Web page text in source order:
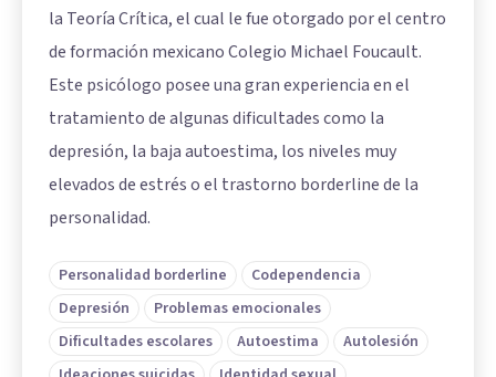
la Teoría Crítica, el cual le fue otorgado por el centro
de formación mexicano Colegio Michael Foucault.
Este psicólogo posee una gran experiencia en el
tratamiento de algunas dificultades como la
depresión, la baja autoestima, los niveles muy
elevados de estrés o el trastorno borderline de la
personalidad.
Personalidad borderline
Codependencia
Depresión
Problemas emocionales
Dificultades escolares
Autoestima
Autolesión